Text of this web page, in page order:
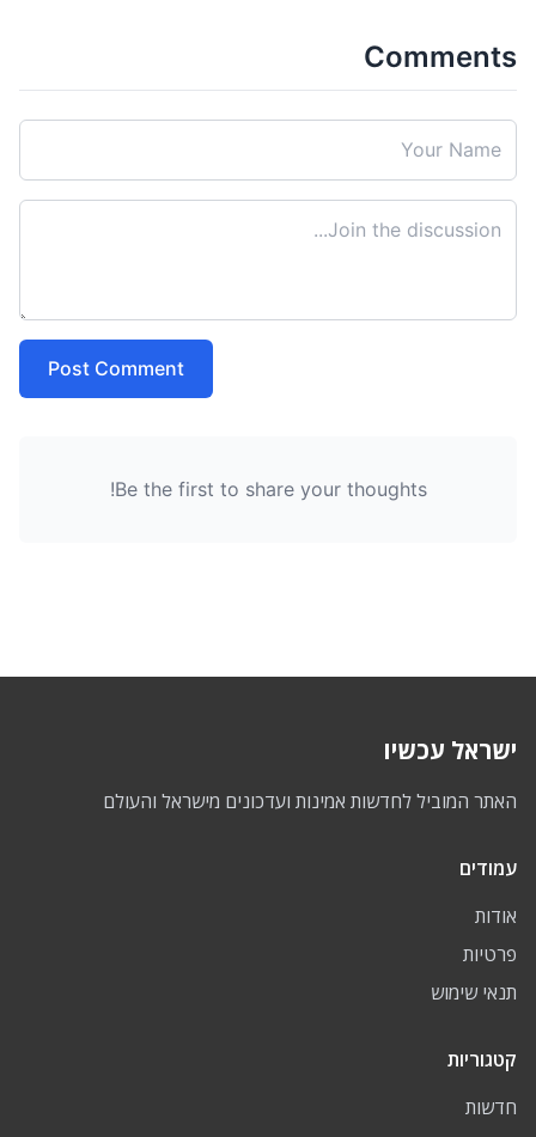
Comments
Post Comment
Be the first to share your thoughts!
ישראל עכשיו
האתר המוביל לחדשות אמינות ועדכונים מישראל והעולם
עמודים
אודות
פרטיות
תנאי שימוש
קטגוריות
חדשות